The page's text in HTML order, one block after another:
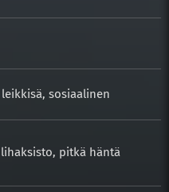
sosiaalinen
pitkä häntä